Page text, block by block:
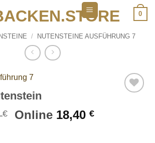
0
/ NUTENSTEINE AUSFÜHRUNG 7
€
Ursprünglicher
Online 18,40€Aktueller